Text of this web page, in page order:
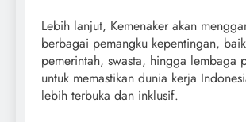
Lebih lanjut, Kemenaker akan
berbagai pemangku kepentingan,
pemerintah, swasta, hingga lembaga
untuk memastikan dunia kerja
lebih terbuka dan inklusif.